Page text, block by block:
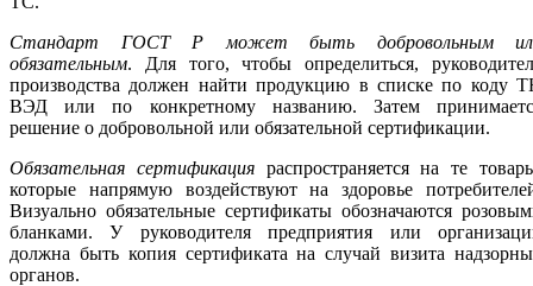
Стандарт ГОСТ Р может быть добровольным
обязательным. Для того, чтобы определиться,
производства должен найти продукцию в списке по коду
ВЭД или по конкретному названию. Затем
решение о добровольной или обязательной сертификации.
Обязательная сертификацияраспространяется на те
которые напрямую воздействуют на здоровье
Визуально обязательные сертификаты обозначаются
бланками. У руководителя предприятия или
должна быть копия сертификата на случай визита
органов.